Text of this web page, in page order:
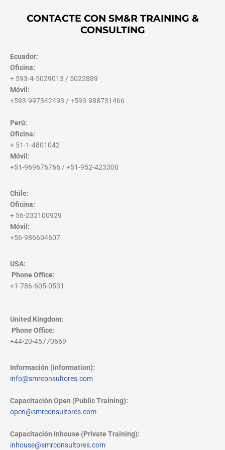
CONTACTE CON SM&R TRAINING &
CONSULTING
Ecuador:
Oficina:
+ 593-4-5029013 / 5022889
Móvil:
+593-997342493 / +593-988731466
Perú:
Oficina:
+ 51-1-4801042
Móvil:
+51-969676766 / +51-952-423300
Chile:
Oficina:
+ 56-232100929
Móvil:
+56-986604607
USA:
Phone Office:
+1-786-605-0531
United Kingdom:
Phone Office:
+44-20-45770669
Información (information):
info@smrconsultores.com
Capacitación Open (Public Training):
open@smrconsultores.com
Capacitación Inhouse (Private Training):
inhouse@smrconsultores.com